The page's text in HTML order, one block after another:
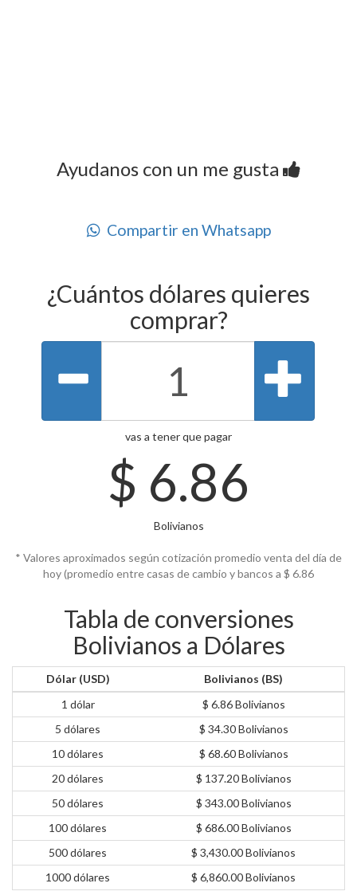
Ayudanos con un me gusta
Compartir en Whatsapp
¿Cuántos dólares quieres
comprar?
vas a tener que pagar
$ 6.86
Bolivianos
* Valores aproximados según cotización promedio venta del día de
hoy (promedio entre casas de cambio y bancos a $ 6.86
Tabla de conversiones
Bolivianos a Dólares
Dólar (USD)
Bolivianos (BS)
1 dólar
$ 6.86 Bolivianos
5 dólares
$ 34.30 Bolivianos
10 dólares
$ 68.60 Bolivianos
20 dólares
$ 137.20 Bolivianos
50 dólares
$ 343.00 Bolivianos
100 dólares
$ 686.00 Bolivianos
500 dólares
$ 3,430.00 Bolivianos
1000 dólares
$ 6,860.00 Bolivianos